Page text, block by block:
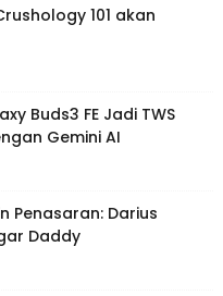
101 akan
Buds3 FE Jadi TWS
Gemini AI
Penasaran: Darius
Daddy